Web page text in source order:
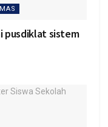
pusdiklat sistem